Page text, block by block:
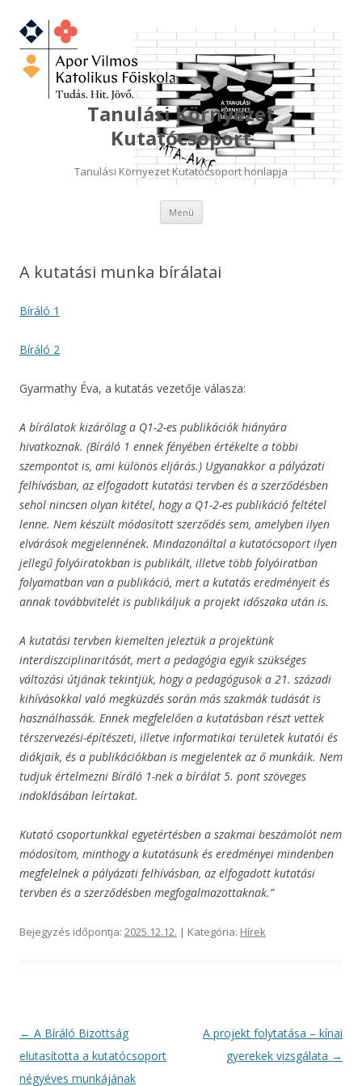
Tanulási Környezet
Kutatócsoport
Tanulási Környezet Kutatócsoport honlapja
Menü Kilépés
tartalomba
A kutatási munka bírálatai
Bíráló 1
Bíráló 2
Gyarmathy Éva, a kutatás vezetője válasza:
A bírálatok kizárólag a Q1-2-es publikációk hiányára
hivatkoznak. (Bíráló 1 ennek fényében értékelte a többi
szempontot is, ami különös eljárás.) Ugyanakkor a pályázati
felhívásban, az elfogadott kutatási tervben és a szerződésben
sehol nincsen olyan kitétel, hogy a Q1-2-es publikáció feltétel
lenne. Nem készült módosított szerződés sem, amelyben ilyen
elvárások megjelennének. Mindazonáltal a kutatócsoport ilyen
jellegű folyóiratokban is publikált, illetve több folyóiratban
folyamatban van a publikáció, mert a kutatás eredményeit és
annak továbbvitelét is publikáljuk a projekt időszaka után is.
A kutatási tervben kiemelten jeleztük a projektünk
interdiszciplinaritását, mert a pedagógia egyik szükséges
változási útjának tekintjük, hogy a pedagógusok a 21. századi
kihívásokkal való megküzdés során más szakmák tudását is
használhassák. Ennek megfelelően a kutatásban részt vettek
térszervezési-építészeti, illetve informatikai területek kutatói és
diákjaik, és a publikációkban is megjelentek az ő munkáik. Nem
tudjuk értelmezni Bíráló 1-nek a bírálat 5. pont szöveges
indoklásában leírtakat.
Kutató csoportunkkal egyetértésben a szakmai beszámolót nem
módosítom, minthogy a kutatásunk és eredményei mindenben
megfelelnek a pályázati felhívásban, az elfogadott kutatási
tervben és a szerződésben megfogalmazottaknak.”
Bejegyzés időpontja: 2025.12.12. | Kategória: Hírek
Bejegyzés
navigáció
← A Bíráló Bizottság
elutasította a kutatócsoport
négyéves munkájának
A projekt folytatása – kínai
gyerekek vizsgálata →